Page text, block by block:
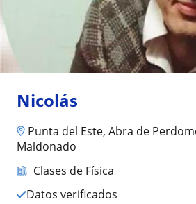
Nicolás
Punta del Este, Abra de
Maldonado
Clases de Física
Datos verificados